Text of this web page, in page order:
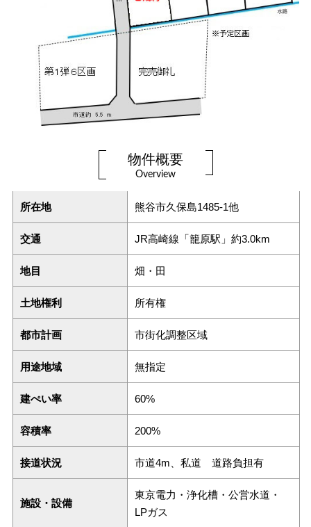
物件概要
Overview
所在地 熊谷市久保島1485-1他
交通 JR高崎線「籠原駅」約3.0km
地目 畑・田
土地権利 所有権
都市計画 市街化調整区域
用途地域 無指定
建ぺい率 60%
容積率 200%
接道状況 市道4m、私道 道路負担有
施設・設備
東京電力・浄化槽・公営水道・
LPガス